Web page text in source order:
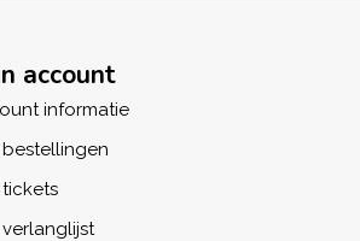
account
informatie
bestellingen
tickets
verlanglijst